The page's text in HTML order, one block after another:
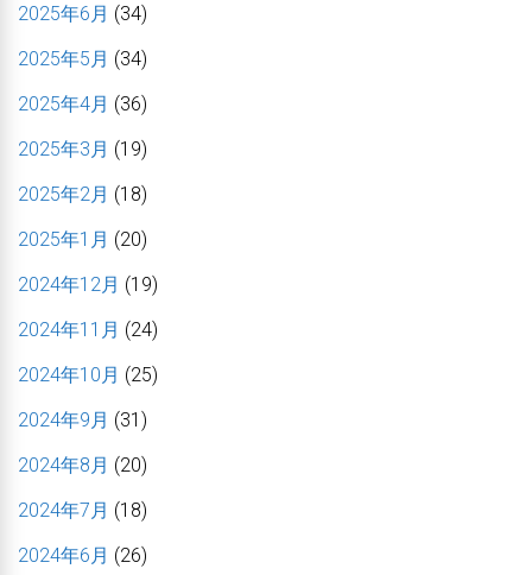
2025年6月 (34)
2025年5月 (34)
2025年4月 (36)
2025年3月 (19)
2025年2月 (18)
2025年1月 (20)
2024年12月 (19)
2024年11月 (24)
2024年10月 (25)
2024年9月 (31)
2024年8月 (20)
2024年7月 (18)
2024年6月 (26)